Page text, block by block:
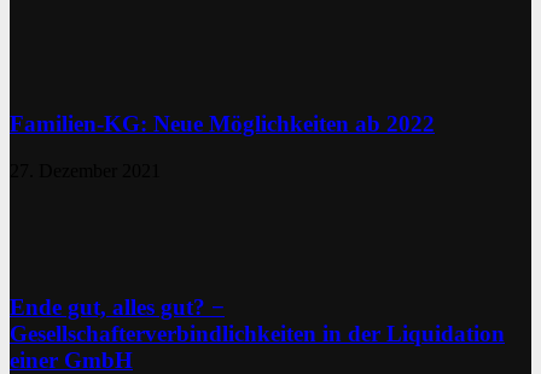
Familien-KG: Neue Möglichkeiten ab 2022
Ende gut, alles gut? −
Gesellschafterverbindlichkeiten in der Liquidation
einer GmbH